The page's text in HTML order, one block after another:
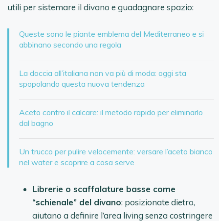
utili per sistemare il divano e guadagnare spazio:
Queste sono le piante emblema del Mediterraneo e si
abbinano secondo una regola
La doccia all’italiana non va più di moda: oggi sta
spopolando questa nuova tendenza
Aceto contro il calcare: il metodo rapido per eliminarlo
dal bagno
Un trucco per pulire velocemente: versare l’aceto bianco
nel water e scoprire a cosa serve
Librerie o scaffalature basse come
“schienale” del divano: posizionate dietro,
aiutano a definire l’area living senza costringere